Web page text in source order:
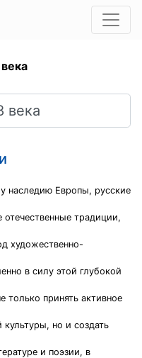
наследию Европы, русские
традиции,
художественно-
в силу этой глубокой
только принять активное
но и создать
и поэзии, в